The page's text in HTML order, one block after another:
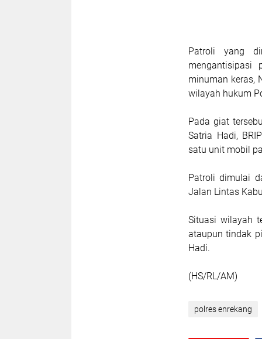
Patroli yang
mengantisipasi
minuman keras,
wilayah hukum
Pada giat
Satria Hadi,
satu unit mobil
Patroli dimulai
Jalan Lintas
Situasi wilayah
ataupun tindak
Hadi.
(HS/RL/AM)
polres enrekang